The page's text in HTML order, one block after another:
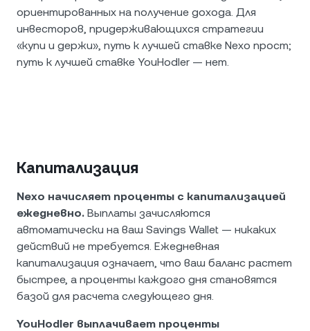
ориентированных на получение дохода. Для
инвесторов, придерживающихся стратегии
«купи и держи», путь к лучшей ставке Nexo прост;
путь к лучшей ставке YouHodler — нет.
Капитализация
Nexo начисляет проценты с капитализацией
ежедневно. Выплаты зачисляются
автоматически на ваш Savings Wallet — никаких
действий не требуется. Ежедневная
капитализация означает, что ваш баланс растет
быстрее, а проценты каждого дня становятся
базой для расчета следующего дня.
YouHodler выплачивает проценты